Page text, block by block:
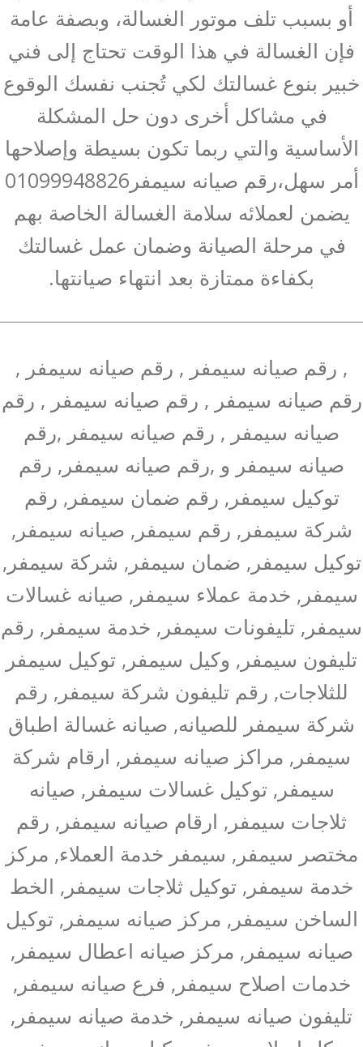
أو بسبب تلف موتور الغسالة، وبصفة عامة
فإن الغسالة في هذا الوقت تحتاج إلى فني
خبير بنوع غسالتك لكي تُجنب نفسك الوقوع
في مشاكل أخرى دون حل المشكلة
الأساسية والتي ربما تكون بسيطة وإصلاحها
أمر سهل،رقم صيانه سيمفر01099948826
يضمن لعملائه سلامة الغسالة الخاصة بهم
في مرحلة الصيانة وضمان عمل غسالتك
بكفاءة ممتازة بعد انتهاء صيانتها.
, رقم صيانه سيمفر , رقم صيانه سيمفر ,
رقم صيانه سيمفر , رقم صيانه سيمفر , رقم
صيانه سيمفر , رقم صيانه سيمفر ,رقم
صيانه سيمفر و ,رقم صيانه سيمفر, رقم
توكيل سيمفر, رقم ضمان سيمفر, رقم
شركة سيمفر, رقم سيمفر, صيانه سيمفر,
توكيل سيمفر, ضمان سيمفر, شركة سيمفر,
سيمفر, خدمة عملاء سيمفر, صيانه غسالات
سيمفر, تليفونات سيمفر, خدمة سيمفر, رقم
تليفون سيمفر, وكيل سيمفر, توكيل سيمفر
للثلاجات, رقم تليفون شركة سيمفر, رقم
شركة سيمفر للصيانه, صيانه غسالة اطباق
سيمفر, مراكز صيانه سيمفر, ارقام شركة
سيمفر, توكيل غسالات سيمفر, صيانه
ثلاجات سيمفر, ارقام صيانه سيمفر, رقم
مختصر سيمفر, سيمفر خدمة العملاء, مركز
خدمة سيمفر, توكيل ثلاجات سيمفر, الخط
الساخن سيمفر, مركز صيانه سيمفر, توكيل
صيانه سيمفر, مركز صيانه اعطال سيمفر,
خدمات اصلاح سيمفر, فرع صيانه سيمفر,
تليفون صيانه سيمفر, خدمة صيانه سيمفر,